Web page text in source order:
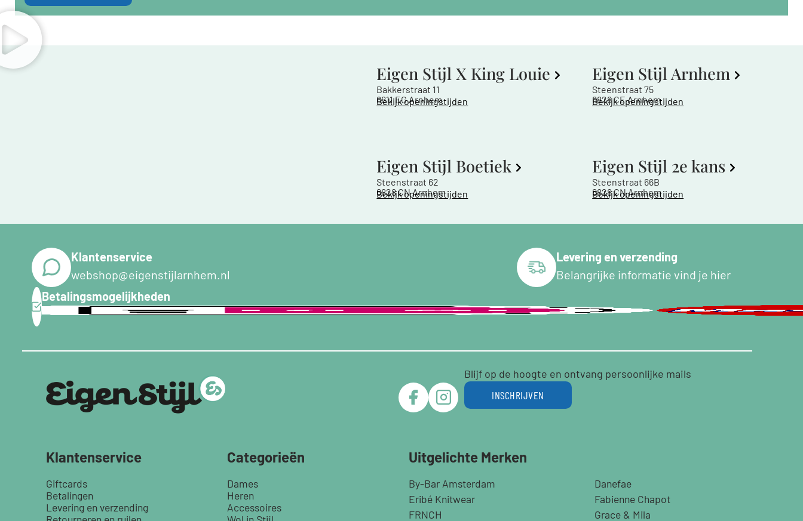
Eigen Stijl X King Louie
Bakkerstraat 11
6811 EG Arnhem
Bekijk openingstijden
Eigen Stijl Arnhem
Steenstraat 75
6828 CE Arnhem
Bekijk openingstijden
Eigen Stijl Boetiek
Steenstraat 62
6828 CN Arnhem
Bekijk openingstijden
Eigen Stijl 2e kans
Steenstraat 66B
6828 CN Arnhem
Bekijk openingstijden
Klantenservice
webshop@eigenstijlarnhem.nl
Levering en verzending
Belangrijke informatie vind je hier
Betalingsmogelijkheden
Blijf op de hoogte en ontvang persoonlijke mails
INSCHRIJVEN
Klantenservice
Giftcards
Betalingen
Levering en verzending
Categorieën
Dames
Heren
Accessoires
Uitgelichte Merken
By-Bar Amsterdam
Danefae
Eribé Knitwear
Fabienne Chapot
FRNCH
Grace & Mila